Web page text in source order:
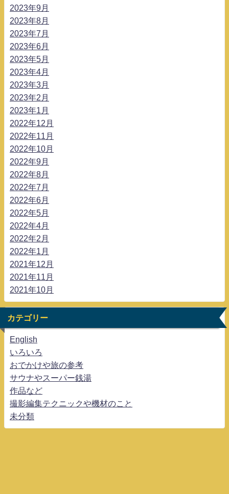
2023年9月
2023年8月
2023年7月
2023年6月
2023年5月
2023年4月
2023年3月
2023年2月
2023年1月
2022年12月
2022年11月
2022年10月
2022年9月
2022年8月
2022年7月
2022年6月
2022年5月
2022年4月
2022年2月
2022年1月
2021年12月
2021年11月
2021年10月
カテゴリー
English
いろいろ
おでかけや旅の参考
サウナやスーパー銭湯
作品など
撮影編集テクニックや機材のこと
未分類